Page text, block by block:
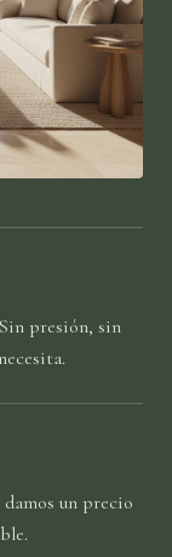
presión, sin
damos un precio